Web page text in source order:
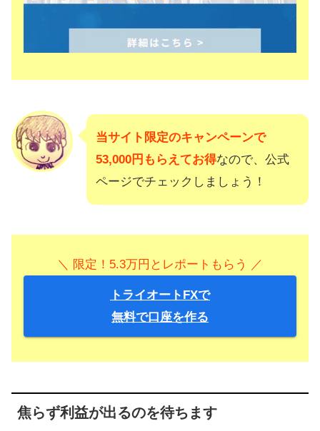
当サイト限定のキャンペーンで
53,000円もらえてお得なので、公式
ページでチェックしましょう！
＼ 限定！5.3万円とレポートもらう ／
トライオートFXで
無料で口座を作る
焦らず利益が出るのを待ちます